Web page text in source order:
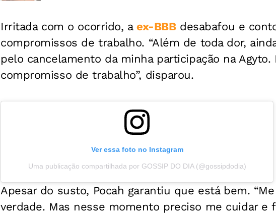
Irritada com o ocorrido, aex-BBBdesabafou e
compromissos de trabalho. “Além de toda dor,
pelo cancelamento da minha participação na Agyto.
compromisso de trabalho”, disparou.
Ver essa foto no Instagram
Uma publicação compartilhada por GOSSIP DO DIA (@gossipdodia)
Apesar do susto, Pocah garantiu que está bem.
verdade. Mas nesse momento preciso me cuidar e